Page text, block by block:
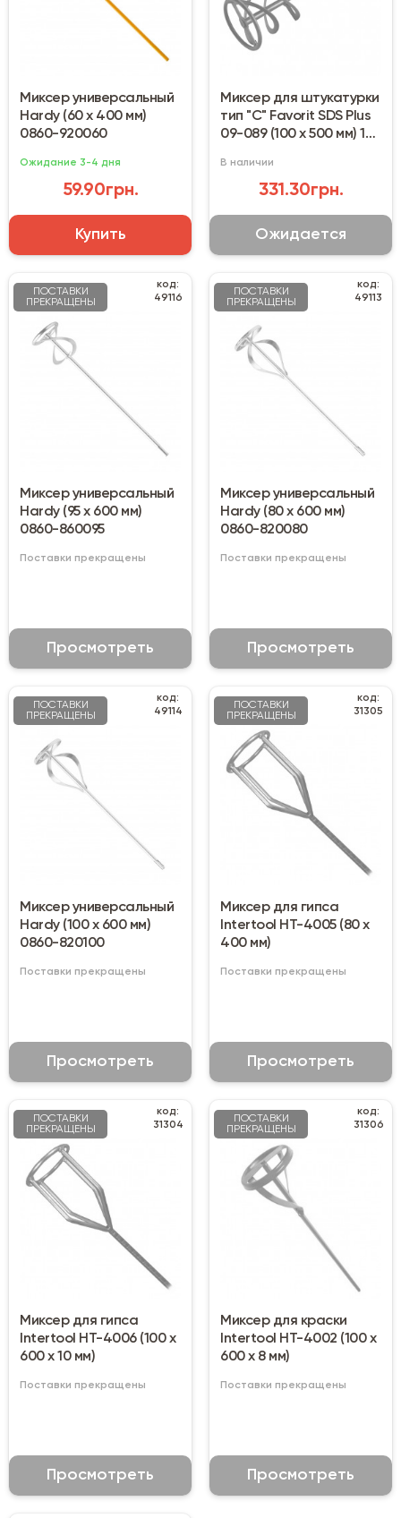
Миксер универсальный
Hardy (60 х 400 мм)
0860-920060
Ожидание 3-4 дня
59.90грн.
Купить
Миксер для штукатурки
тип "С" Favorit SDS Plus
09-089 (100 х 500 мм) 10-
В наличии
331.30грн.
Ожидается
ПОСТАВКИ
ПРЕКРАЩЕНЫ
код:
49116
Миксер универсальный
Hardy (95 х 600 мм)
0860-860095
Поставки прекращены
Просмотреть
ПОСТАВКИ
ПРЕКРАЩЕНЫ
код:
49113
Миксер универсальный
Hardy (80 х 600 мм)
0860-820080
Поставки прекращены
Просмотреть
ПОСТАВКИ
ПРЕКРАЩЕНЫ
код:
49114
Миксер универсальный
Hardy (100 х 600 мм)
0860-820100
Поставки прекращены
Просмотреть
ПОСТАВКИ
ПРЕКРАЩЕНЫ
код:
31305
Миксер для гипса
Intertool HT-4005 (80 х
400 мм)
Поставки прекращены
Просмотреть
ПОСТАВКИ
ПРЕКРАЩЕНЫ
код:
31304
Миксер для гипса
Intertool HT-4006 (100 х
600 х 10 мм)
Поставки прекращены
Просмотреть
ПОСТАВКИ
ПРЕКРАЩЕНЫ
код:
31306
Миксер для краски
Intertool HT-4002 (100 х
600 х 8 мм)
Поставки прекращены
Просмотреть